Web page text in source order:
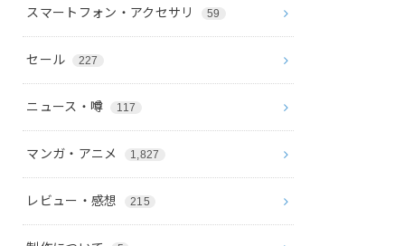
スマートフォン・アクセサリ 59
セール 227
ニュース・噂 117
マンガ・アニメ 1,827
レビュー・感想 215